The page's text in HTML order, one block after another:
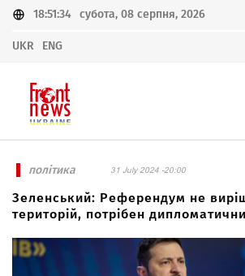
18:51:34 субота, 08 серпня, 2026
UKR ENG
політика 31 July 2024 -20:00
Зеленський: Референдум не
територій, потрібен